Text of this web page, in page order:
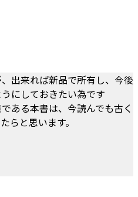
出来れば新品で所有し、今後
にしておきたい為です
ある本書は、今読んでも古く
らと思います。